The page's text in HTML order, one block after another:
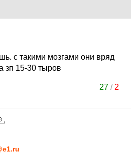
с такими мозгами они вряд
зп 15-30 тыров
27 / 2